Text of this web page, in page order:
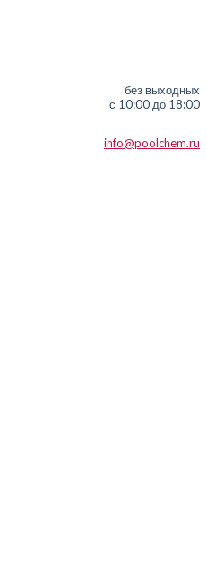
без выходных
с 10:00 до 18:00
info@poolchem.ru